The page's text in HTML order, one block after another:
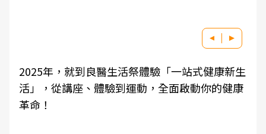
良醫健康網從「換季的身體變化」出發，透過醫
學觀點與日常感受的對話，建立對亞健康的認
知，進而引導實際的改善行動。